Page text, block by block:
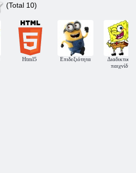
(Total 10)
Html5 Επιδεξιότητα
Διαδικτυακά
παιχνίδια